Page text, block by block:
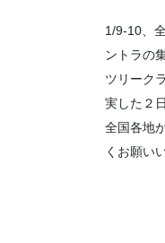
1/9-10、
ントラの
ツリーク
実した２
全国各地
くお願い